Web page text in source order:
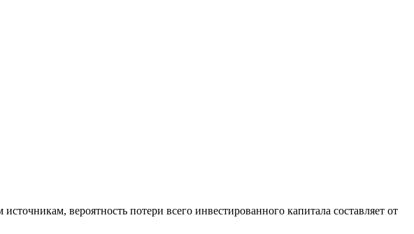
вероятность потери всего инвестированного капитала составляет от